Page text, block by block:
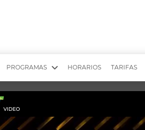
PROGRAMAS
YUYITO A LA TARDE DR.
HORARIOS TARIFAS